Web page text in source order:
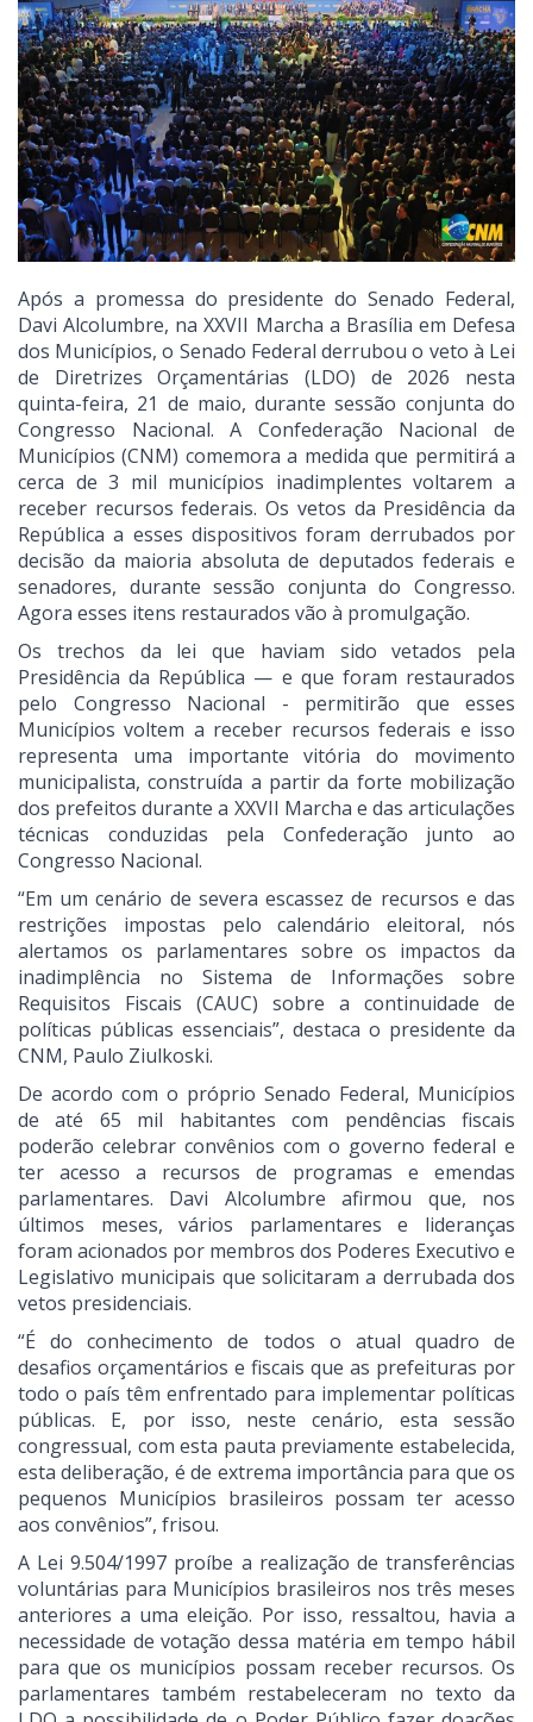
Após a promessa do presidente do Senado Federal,
Davi Alcolumbre, na XXVII Marcha a Brasília em Defesa
dos Municípios, o Senado Federal derrubou o veto à Lei
de Diretrizes Orçamentárias (LDO) de 2026 nesta
quinta-feira, 21 de maio, durante sessão conjunta do
Congresso Nacional. A Confederação Nacional de
Municípios (CNM) comemora a medida que permitirá a
cerca de 3 mil municípios inadimplentes voltarem a
receber recursos federais. Os vetos da Presidência da
República a esses dispositivos foram derrubados por
decisão da maioria absoluta de deputados federais e
senadores, durante sessão conjunta do Congresso.
Agora esses itens restaurados vão à promulgação.
Os trechos da lei que haviam sido vetados pela
Presidência da República — e que foram restaurados
pelo Congresso Nacional - permitirão que esses
Municípios voltem a receber recursos federais e isso
representa uma importante vitória do movimento
municipalista, construída a partir da forte mobilização
dos prefeitos durante a XXVII Marcha e das articulações
técnicas conduzidas pela Confederação junto ao
Congresso Nacional.
“Em um cenário de severa escassez de recursos e das
restrições impostas pelo calendário eleitoral, nós
alertamos os parlamentares sobre os impactos da
inadimplência no Sistema de Informações sobre
Requisitos Fiscais (CAUC) sobre a continuidade de
políticas públicas essenciais”, destaca o presidente da
CNM, Paulo Ziulkoski.
De acordo com o próprio Senado Federal, Municípios
de até 65 mil habitantes com pendências fiscais
poderão celebrar convênios com o governo federal e
ter acesso a recursos de programas e emendas
parlamentares. Davi Alcolumbre afirmou que, nos
últimos meses, vários parlamentares e lideranças
foram acionados por membros dos Poderes Executivo e
Legislativo municipais que solicitaram a derrubada dos
vetos presidenciais.
“É do conhecimento de todos o atual quadro de
desafios orçamentários e fiscais que as prefeituras por
todo o país têm enfrentado para implementar políticas
públicas. E, por isso, neste cenário, esta sessão
congressual, com esta pauta previamente estabelecida,
esta deliberação, é de extrema importância para que os
pequenos Municípios brasileiros possam ter acesso
aos convênios”, frisou.
A Lei 9.504/1997 proíbe a realização de transferências
voluntárias para Municípios brasileiros nos três meses
anteriores a uma eleição. Por isso, ressaltou, havia a
necessidade de votação dessa matéria em tempo hábil
para que os municípios possam receber recursos. Os
parlamentares também restabeleceram no texto da